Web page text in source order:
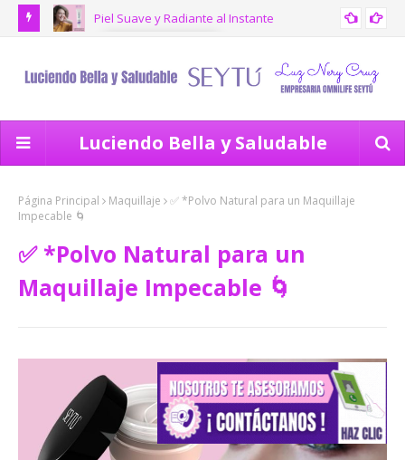
Piel Suave y Radiante al Instante
Luciendo Bella y Saludable
Página Principal Maquillaje
✅ *Polvo Natural para un Maquillaje
Impecable 🌀
✅ *Polvo Natural para un
Maquillaje Impecable 🌀